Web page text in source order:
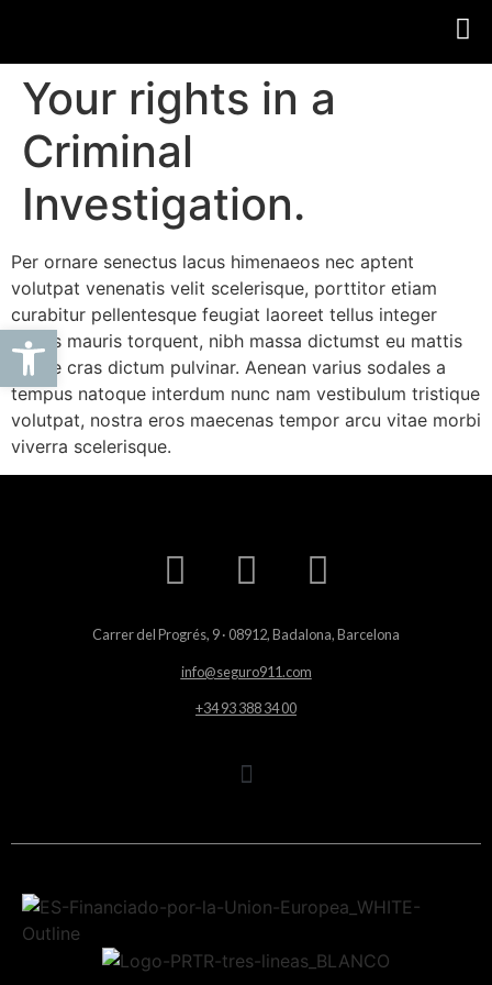
Your rights in a
Criminal
Investigation.
Per ornare senectus lacus himenaeos nec aptent
volutpat venenatis velit scelerisque, porttitor etiam
curabitur pellentesque feugiat laoreet tellus integer
primis mauris torquent, nibh massa dictumst eu mattis
augue cras dictum pulvinar. Aenean varius sodales a
tempus natoque interdum nunc nam vestibulum tristique
volutpat, nostra eros maecenas tempor arcu vitae morbi
viverra scelerisque.
Carrer del Progrés, 9 · 08912, Badalona, Barcelona
info@seguro911.com
+34 93 388 34 00
Abrir barra de herramientas